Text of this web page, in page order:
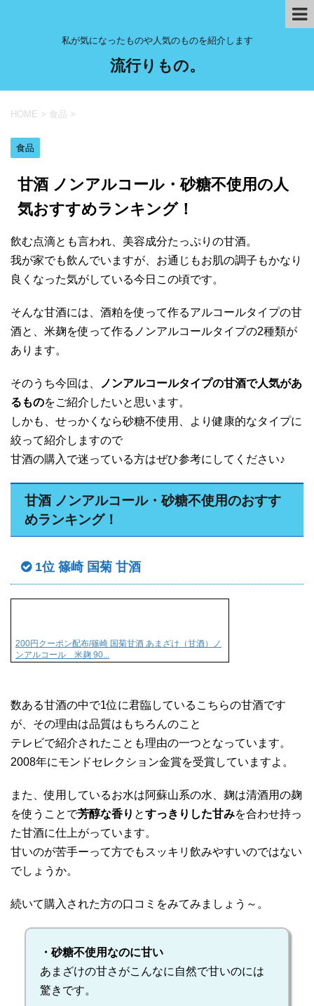
私が気になったものや人気のものを紹介します
流行りもの。
HOME > 食品 >
食品
甘酒 ノンアルコール・砂糖不使用の人
気おすすめランキング！
飲む点滴とも言われ、美容成分たっぷりの甘酒。
我が家でも飲んでいますが、お通じもお肌の調子もかなり
良くなった気がしている今日この頃です。
そんな甘酒には、酒粕を使って作るアルコールタイプの甘
酒と、米麹を使って作るノンアルコールタイプの2種類が
あります。
そのうち今回は、
ノンアルコールタイプの甘酒で人気があ
るものをご紹介したいと思います。
しかも、せっかくなら砂糖不使用、より健康的なタイプに
絞って紹介しますので
甘酒の購入で迷っている方はぜひ参考にしてください♪
甘酒 ノンアルコール・砂糖不使用のおすす
めランキング！
1位 篠崎 国菊 甘酒
200円クーポン配布/篠崎 国菊甘酒 あまざけ（甘酒）ノ
ンアルコール 米麹 90...
数ある甘酒の中で1位に君臨しているこちらの甘酒です
が、その理由は品質はもちろんのこと
テレビで紹介されたことも理由の一つとなっています。
2008年にモンドセレクション金賞を受賞していますよ。
また、使用しているお水は阿蘇山系の水、麹は清酒用の麹
を使うことで芳醇な香り とすっきりした甘みを合わせ持っ
た甘酒に仕上がっています。
甘いのが苦手ーって方でもスッキリ飲みやすいのではない
でしょうか。
続いて購入された方の口コミをみてみましょう～。
・砂糖不使用なのに甘い
あまざけの甘さがこんなに自然で甘いのには
驚きです。